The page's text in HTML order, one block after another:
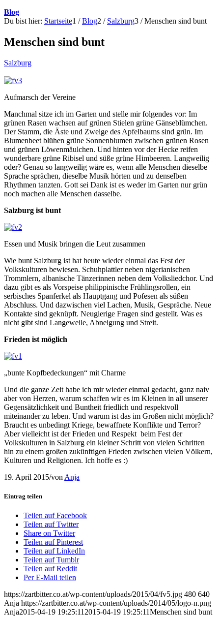
Blog
Du bist hier: Startseite1 / Blog2 / Salzburg3 / Menschen sind bunt
Menschen sind bunt
Salzburg
Aufmarsch der Vereine
Manchmal sitze ich im Garten und stelle mir folgendes vor: Im
grünen Rasen wachsen auf grünen Stielen grüne Gänseblümchen.
Der Stamm, die Äste und Zweige des Apfelbaums sind grün. Im
Blumenbeet blühen grüne Sonnenblumen zwischen grünen Rosen
und grünen Löwenmäulchen. Und hinten vor der Hecke reifen
wunderbare grüne Ribisel und süße grüne Himbeeren. Langweilig
oder? Genau so langweilig wäre es, wenn alle Menschen dieselbe
Sprache sprächen, dieselbe Musik hörten und zu denselben
Rhythmen tanzten. Gott sei Dank ist es weder im Garten nur grün
noch machen alle Menschen dasselbe.
Salzburg ist bunt
Essen und Musik bringen die Leut zusammen
Wie bunt Salzburg ist hat heute wieder einmal das Fest der
Volkskulturen bewiesen. Schuhplattler neben nigerianischen
Trommlern, albanische Tänzerinnen neben dem Volksliedchor. Und
dazu gibt es als Vorspeise philippinische Frühlingsrollen, ein
serbisches Spanferkel als Hauptgang und Pofesen als süßen
Abschluss. Und dazwischen viel Lachen, Musik, Gespräche. Neue
Kontakte sind geknüpft. Neugierige Fragen sind gestellt. Was es
nicht gibt sind Langeweile, Abneigung und Streit.
Frieden ist möglich
„bunte Kopfbedeckungen“ mit Charme
Und die ganze Zeit habe ich mir wieder einmal gedacht, ganz naiv
aber von Herzen, warum schaffen wir es im Kleinen in all unserer
Gegensätzlichkeit und Buntheit friedlich und respektvoll
miteinander zu leben. Und warum ist das im Großen nicht möglich?
Braucht es unbedingt Kriege, bewaffnete Konflikte und Terror?
Aber vielleicht ist der Frieden und Respekt beim Fest der
Volkskulturen in Salzburg ein kleiner Schritt von vielen Schritten
hin zu einem großen zukünftigen Frieden zwischen vielen Völkern,
Kulturen und Religionen. Ich hoffe es :)
19. April 2015/von Anja
Eintrag teilen
Teilen auf Facebook
Teilen auf Twitter
Share on Twitter
Teilen auf Pinterest
Teilen auf LinkedIn
Teilen auf Tumblr
Teilen auf Reddit
Per E-Mail teilen
https://zartbitter.co.at/wp-content/uploads/2015/04/fv5.jpg 480 640
Anja https://zartbitter.co.at/wp-content/uploads/2014/05/logo-n.png
Anja2015-04-19 19:25:11 2015-04-19 19:25:11Menschen sind bunt